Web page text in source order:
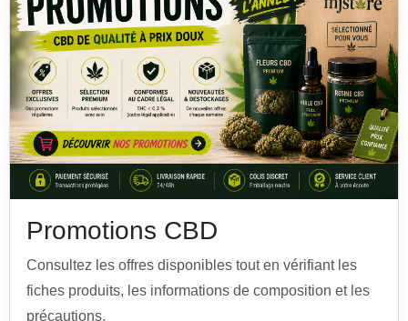
Promotions CBD
Consultez les offres disponibles tout en vérifiant les
fiches produits, les informations de composition et les
précautions.